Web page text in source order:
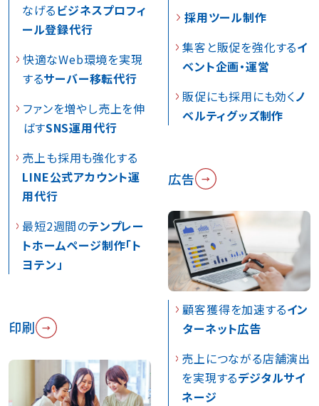
なげるビジネスプロフィ
ール登録代行
快適なWeb環境を実現
するサーバー移転代行
ファンを増やし売上を伸
ばすSNS運用代行
売上も採用も強化する
LINE公式アカウント運
用代行
最短2週間のテンプレー
トホームページ制作「ト
ヨテン」
印刷
採用ツール制作
集客と販促を強化するイ
ベント企画・運営
販促にも採用にも効くノ
ベルティグッズ制作
広告
顧客獲得を加速するイン
ターネット広告
売上につながる店舗演出
を実現するデジタルサイ
ネージ